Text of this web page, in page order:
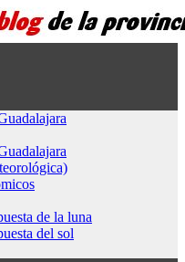
de la luna
del sol